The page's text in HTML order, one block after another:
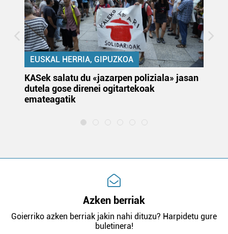
EUSKAL HERRIA, GIPUZKOA
KASek salatu du «jazarpen poliziala» jasan
dutela gose direnei ogitartekoak
emateagatik
Azken berriak
Goierriko azken berriak jakin nahi dituzu? Harpidetu gure
buletinera!